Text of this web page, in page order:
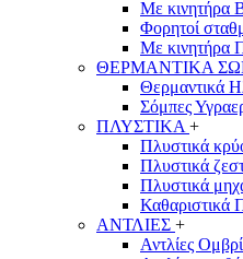
Με κινητήρα
Φορητοί
Με κινητήρα
ΘΕΡΜΑΝΤΙΚΑ
Θερμαντικά
Σόμπες
ΠΛΥΣΤΙΚΑ +
Πλυστικά
Πλυστικά
Πλυστικά
Καθαριστικά
ΑΝΤΛΙΕΣ +
Αντλίες